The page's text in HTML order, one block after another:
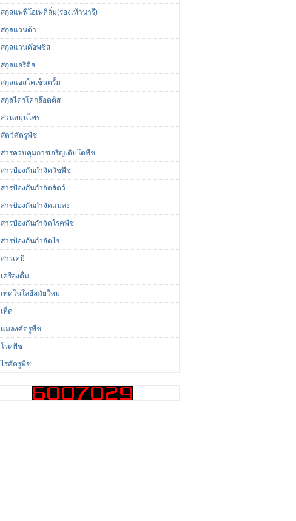
สกุลแพพี่โอเพดิลั่ม(รองเท้านารี)
สกุลแวนด้า
สกุลแวนด๊อพซิส
สกุลแอริดิส
สกุลแอสโคเซ็นตรั้ม
สกุลไตรโคกล๊อตติส
สวนสมุนไพร
สัตว์ศัตรูพืช
สารควบคุมการเจริญเติบโตพืช
สารป้องกันกำจัดวัชพืช
สารป้องกันกำจัดสัตว์
สารป้องกันกำจัดแมลง
สารป้องกันกำจัดโรคพืช
สารป้องกันกำจัดไร
สารเคมี
เครื่องดื่ม
เทคโนโลยีสมัยใหม่
เห็ด
แมลงศัตรูพืช
โรคพืช
ไรศัตรูพืช